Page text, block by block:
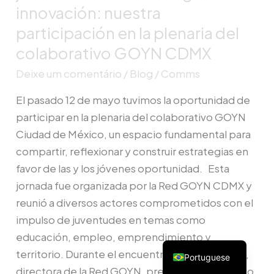
innovación: nuestra
participación en la plenaria del
colaborativo GOYN CDMX
Deixe um comentário / Blog /Comms
El pasado 12 de mayo tuvimos la oportunidad de
participar en la plenaria del colaborativo GOYN
Ciudad de México, un espacio fundamental para
compartir, reflexionar y construir estrategias en
favor de las y los jóvenes oportunidad. Esta
jornada fue organizada por la Red GOYN CDMX y
reunió a diversos actores comprometidos con el
impulso de juventudes en temas como
educación, empleo, emprendimiento y
territorio. Durante el encuentro, Emilia Ramírez,
directora de la Red GOYN, presentó un recuento
plenaria
del
colaborativo
Portuguese